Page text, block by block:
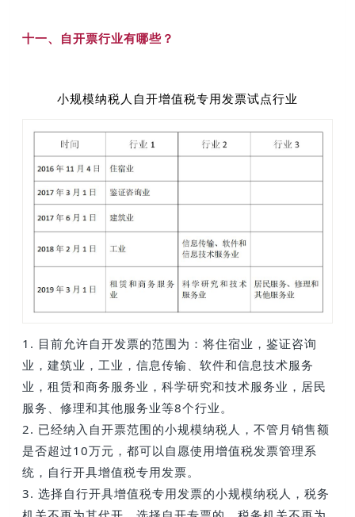
十一、自开票行业有哪些？
小规模纳税人自开增值税专用发票试点行业
1. 目前允许自开发票的范围为：将住宿业，鉴证咨询
业，建筑业，工业，信息传输、软件和信息技术服务
业，租赁和商务服务业，科学研究和技术服务业，居民
服务、修理和其他服务业等8个行业。
2. 已经纳入自开票范围的小规模纳税人，不管月销售额
是否超过10万元，都可以自愿使用增值税发票管理系
统，自行开具增值税专用发票。
3. 选择自行开具增值税专用发票的小规模纳税人，税务